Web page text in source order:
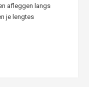
afleggen langs
je lengtes